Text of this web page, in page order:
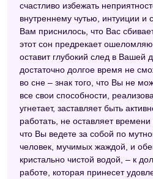
счастливо избежать
внутреннему чутью, интуиции и
Вам приснилось, что Вас
этот сон предрекает
оставит глубокий след в Вашей
достаточно долгое время не
во сне – знак того, что Вы не
все свои способности,
угнетает, заставляет быть
работать, не оставляет
что Вы ведете за собой по
человек, мучимых жаждой, и
кристально чистой водой, – к
работе, которая принесет